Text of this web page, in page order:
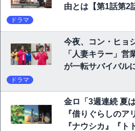
由とは【第1話第2
ドラマ
今夜、コン・ヒョ
「人妻キラー」営
が一転サバイバル
ドラマ
金ロ「3週連続 夏
『借りぐらしのア
『ナウシカ』『ト